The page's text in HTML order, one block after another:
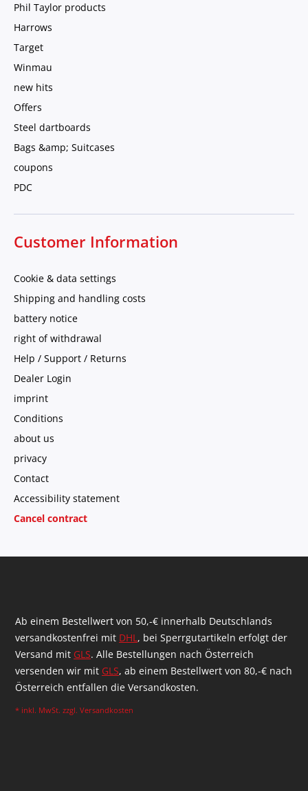
Phil Taylor products
Harrows
Target
Winmau
new hits
Offers
Steel dartboards
Bags &amp; Suitcases
coupons
PDC
Customer Information
Cookie & data settings
Shipping and handling costs
battery notice
right of withdrawal
Help / Support / Returns
Dealer Login
imprint
Conditions
about us
privacy
Contact
Accessibility statement
Cancel contract
Ab einem Bestellwert von 50,-€ innerhalb Deutschlands
versandkostenfrei mit DHL, bei Sperrgutartikeln erfolgt der
Versand mit GLS. Alle Bestellungen nach Österreich
versenden wir mit GLS, ab einem Bestellwert von 80,-€ nach
Österreich entfallen die Versandkosten.
* inkl. MwSt. zzgl. Versandkosten